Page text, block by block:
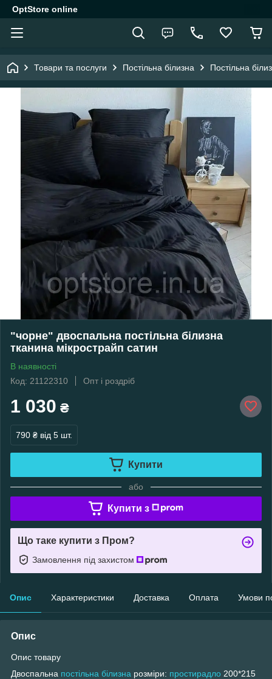
OptStore online
Товари та послуги Постільна білизна Постільна
"чорне" двоспальна постільна білизна
тканина мікрострайп сатин
В наявності
Код: 21122310
Опт і роздріб
1 030 ₴
790 ₴ від 5 шт.
Купити
або
Купити з
Що таке купити з Пром?
Замовлення під захистом
Опис Характеристики Доставка Оплата Умови
Опис
Опис товару
Двоспальна постільна білизна розміри: простирадло 200*215